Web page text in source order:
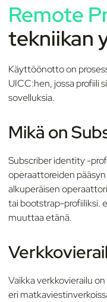
Remote
tekniikan
Käyttöönotto on
UICC:hen, jossa profiili
sovelluksia.
Mikä on
Subscriber identity-
operaattoreiden
alkuperäisen
tai bootstrap-profiiliksi.
muuttaa etänä.
Vaikka verkkovierailu
eri